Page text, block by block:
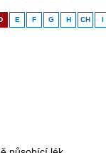
E F G H CH I